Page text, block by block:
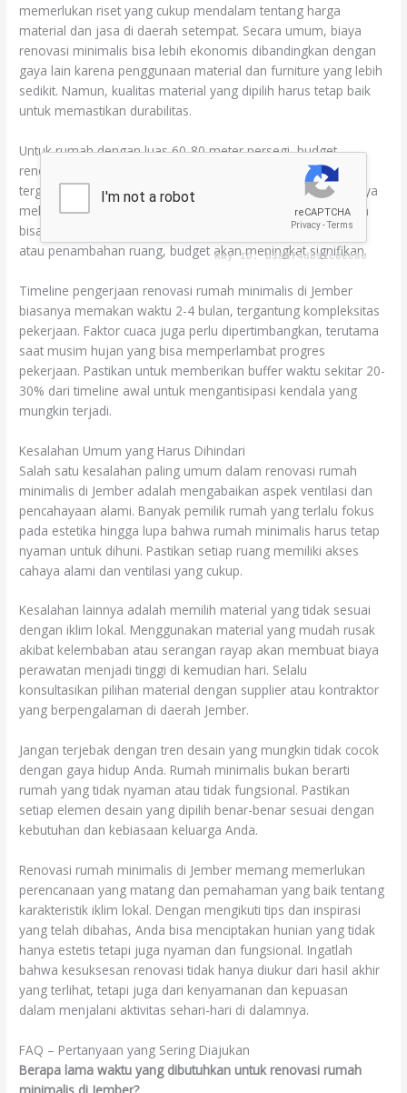
memerlukan riset yang cukup mendalam tentang harga
material dan jasa di daerah setempat. Secara umum, biaya
renovasi minimalis bisa lebih ekonomis dibandingkan dengan
gaya lain karena penggunaan material dan furniture yang lebih
sedikit. Namun, kualitas material yang dipilih harus tetap baik
untuk memastikan durabilitas.
Untuk rumah dengan luas 60-80 meter persegi, budget
renovasi minimalis berkisar antara 150-300 juta rupiah,
tergantung pada tingkat perubahan yang dilakukan. Jika hanya
melakukan renovasi interior tanpa mengubah struktur, biaya
bisa lebih rendah. Namun jika melibatkan perubahan layout
atau penambahan ruang, budget akan meningkat signifikan.
Timeline pengerjaan renovasi rumah minimalis di Jember
biasanya memakan waktu 2-4 bulan, tergantung kompleksitas
pekerjaan. Faktor cuaca juga perlu dipertimbangkan, terutama
saat musim hujan yang bisa memperlambat progres
pekerjaan. Pastikan untuk memberikan buffer waktu sekitar 20-
30% dari timeline awal untuk mengantisipasi kendala yang
mungkin terjadi.
Kesalahan Umum yang Harus Dihindari
Salah satu kesalahan paling umum dalam renovasi rumah
minimalis di Jember adalah mengabaikan aspek ventilasi dan
pencahayaan alami. Banyak pemilik rumah yang terlalu fokus
pada estetika hingga lupa bahwa rumah minimalis harus tetap
nyaman untuk dihuni. Pastikan setiap ruang memiliki akses
cahaya alami dan ventilasi yang cukup.
Kesalahan lainnya adalah memilih material yang tidak sesuai
dengan iklim lokal. Menggunakan material yang mudah rusak
akibat kelembaban atau serangan rayap akan membuat biaya
perawatan menjadi tinggi di kemudian hari. Selalu
konsultasikan pilihan material dengan supplier atau kontraktor
yang berpengalaman di daerah Jember.
Jangan terjebak dengan tren desain yang mungkin tidak cocok
dengan gaya hidup Anda. Rumah minimalis bukan berarti
rumah yang tidak nyaman atau tidak fungsional. Pastikan
setiap elemen desain yang dipilih benar-benar sesuai dengan
kebutuhan dan kebiasaan keluarga Anda.
Renovasi rumah minimalis di Jember memang memerlukan
perencanaan yang matang dan pemahaman yang baik tentang
karakteristik iklim lokal. Dengan mengikuti tips dan inspirasi
yang telah dibahas, Anda bisa menciptakan hunian yang tidak
hanya estetis tetapi juga nyaman dan fungsional. Ingatlah
bahwa kesuksesan renovasi tidak hanya diukur dari hasil akhir
yang terlihat, tetapi juga dari kenyamanan dan kepuasan
dalam menjalani aktivitas sehari-hari di dalamnya.
FAQ – Pertanyaan yang Sering Diajukan
Berapa lama waktu yang dibutuhkan untuk renovasi rumah